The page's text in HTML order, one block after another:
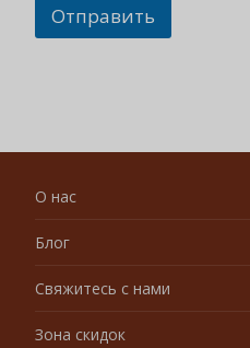
Отправить
О нас
Блог
Свяжитесь с нами
Зона скидок